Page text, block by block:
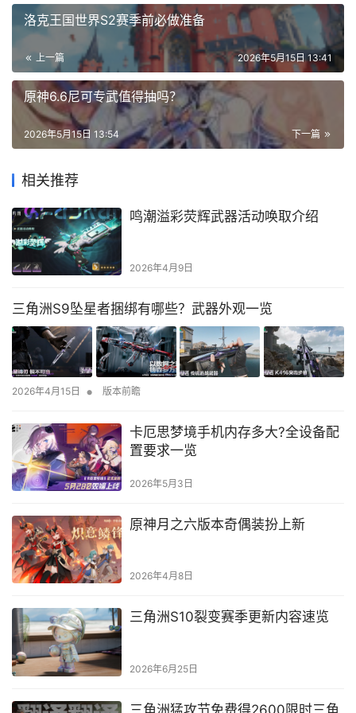
洛克王国世界S2赛季前必做准备
上一篇 2026年5月15日 13:41
原神6.6尼可专武值得抽吗？
下一篇
2026年5月15日 13:54
相关推荐
鸣潮溢彩荧辉武器活动唤取介绍
2026年4月9日
三角洲S9坠星者捆绑有哪些？武器外观一览
2026年4月15日 • 版本前瞻
卡厄思梦境手机内存多大?全设备配
置要求一览
2026年5月3日
原神月之六版本奇偶装扮上新
2026年4月8日
三角洲S10裂变赛季更新内容速览
2026年6月25日
三角洲猛攻节免费得2600限时三角